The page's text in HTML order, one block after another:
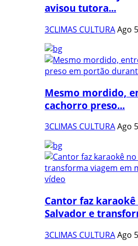
avisou tutora...
3CLIMAS CULTURAAgo
Mesmo mordido,
cachorro preso...
3CLIMAS CULTURAAgo
Cantor faz
Salvador e
3CLIMAS CULTURAAgo